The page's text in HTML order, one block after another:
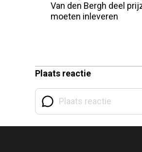
Van den Bergh deel
moeten inleveren
Plaats reactie